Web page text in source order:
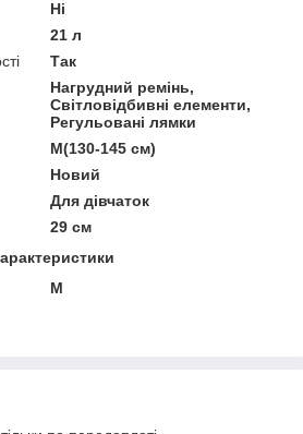
Ні
21 л
Так
Нагрудний ремінь,
Світловідбивні елементи,
Регульовані лямки
M(130-145 см)
Новий
Для дівчаток
29 см
М